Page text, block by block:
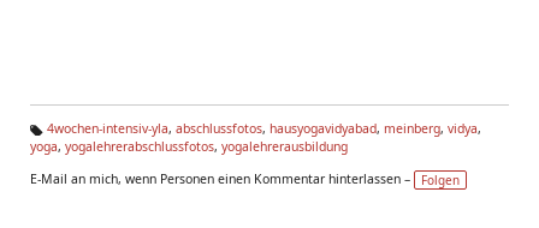
Ta
s:
4wochen-intensiv-yla, abschlussfotos, hausyogavidyabad, meinberg, vidya,
yoga, yogalehrerabschlussfotos, yogalehrerausbildung
E-Mail an mich, wenn Personen einen Kommentar hinterlassen –
Folgen